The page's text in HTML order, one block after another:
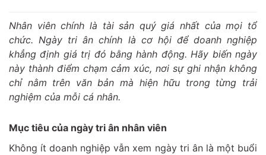
Nhân viên chính là tài sản quý giá nhất của mọi tổ
chức. Ngày tri ân chính là cơ hội để doanh nghiệp
khẳng định giá trị đó bằng hành động. Hãy biến ngày
này thành điểm chạm cảm xúc, nơi sự ghi nhận không
chỉ nằm trên văn bản mà hiện hữu trong từng trải
nghiệm của mỗi cá nhân.
Mục tiêu của ngày tri ân nhân viên
Không ít doanh nghiệp vẫn xem ngày tri ân là một buổi